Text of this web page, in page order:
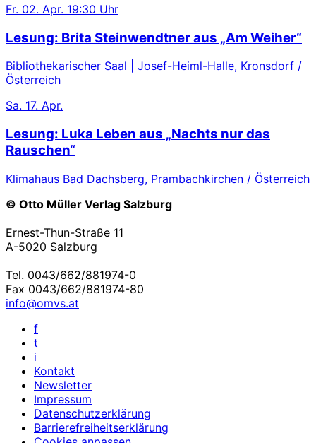
Fr. 02. Apr. 19:30 Uhr
Lesung: Brita Steinwendtner aus „Am Weiher“
Bibliothekarischer Saal | Josef-Heiml-Halle, Kronsdorf /
Österreich
Sa. 17. Apr.
Lesung: Luka Leben aus „Nachts nur das
Rauschen“
Klimahaus Bad Dachsberg, Prambachkirchen / Österreich
© Otto Müller Verlag Salzburg
Ernest-Thun-Straße 11
A-5020 Salzburg
Tel. 0043/662/881974-0
Fax 0043/662/881974-80
info@omvs.at
f
t
i
Kontakt
Newsletter
Impressum
Datenschutzerklärung
Barrierefreiheitserklärung